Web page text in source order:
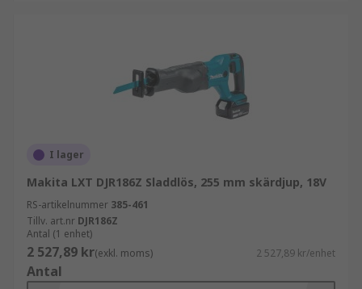
I lager
Makita LXT DJR186Z Sladdlös, 255 mm skärdjup, 18V
RS-artikelnummer 385-461
Tillv. art.nr DJR186Z
Antal (1 enhet)
2 527,89 kr(exkl. moms) 2 527,89 kr/enhet
Antal